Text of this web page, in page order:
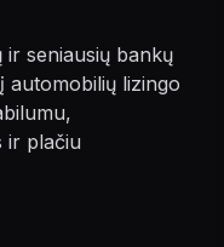
ir seniausių bankų
automobilių lizingo
ir plačiu